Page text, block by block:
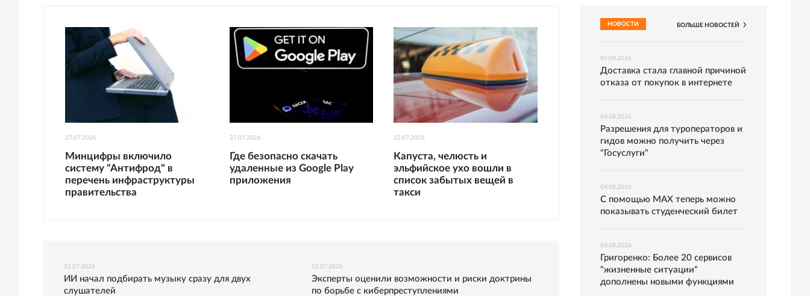
27.07.2026
Минцифры включило
систему "Антифрод" в
перечень инфраструктуры
правительства
27.07.2026
Где безопасно скачать
удаленные из Google Play
приложения
22.07.2026
Капуста, челюсть и
эльфийское ухо вошли в
список забытых вещей в
такси
22.07.2026
ИИ начал подбирать музыку сразу для двух
слушателей
22.07.2026
Эксперты оценили возможности и риски доктрины
по борьбе с киберпреступлениями
НОВОСТИ БОЛЬШЕ НОВОСТЕЙ
05.08.2026
Доставка стала главной причиной
отказа от покупок в интернете
04.08.2026
Разрешения для туроператоров и
гидов можно получить через
"Госуслуги"
04.08.2026
С помощью MAX теперь можно
показывать студенческий билет
04.08.2026
Григоренко: Более 20 сервисов
"жизненные ситуации"
дополнены новыми функциями